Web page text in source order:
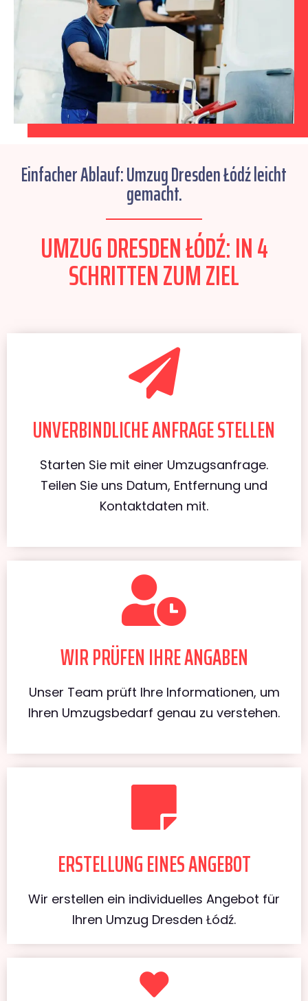
Einfacher Ablauf: Umzug Dresden Łódź leicht
gemacht.
UMZUG DRESDEN ŁÓDŹ: IN 4
SCHRITTEN ZUM ZIEL
UNVERBINDLICHE ANFRAGE STELLEN
Starten Sie mit einer Umzugsanfrage.
Teilen Sie uns Datum, Entfernung und
Kontaktdaten mit.
WIR PRÜFEN IHRE ANGABEN
Unser Team prüft Ihre Informationen, um
Ihren Umzugsbedarf genau zu verstehen.
ERSTELLUNG EINES ANGEBOT
Wir erstellen ein individuelles Angebot für
Ihren Umzug Dresden Łódź.